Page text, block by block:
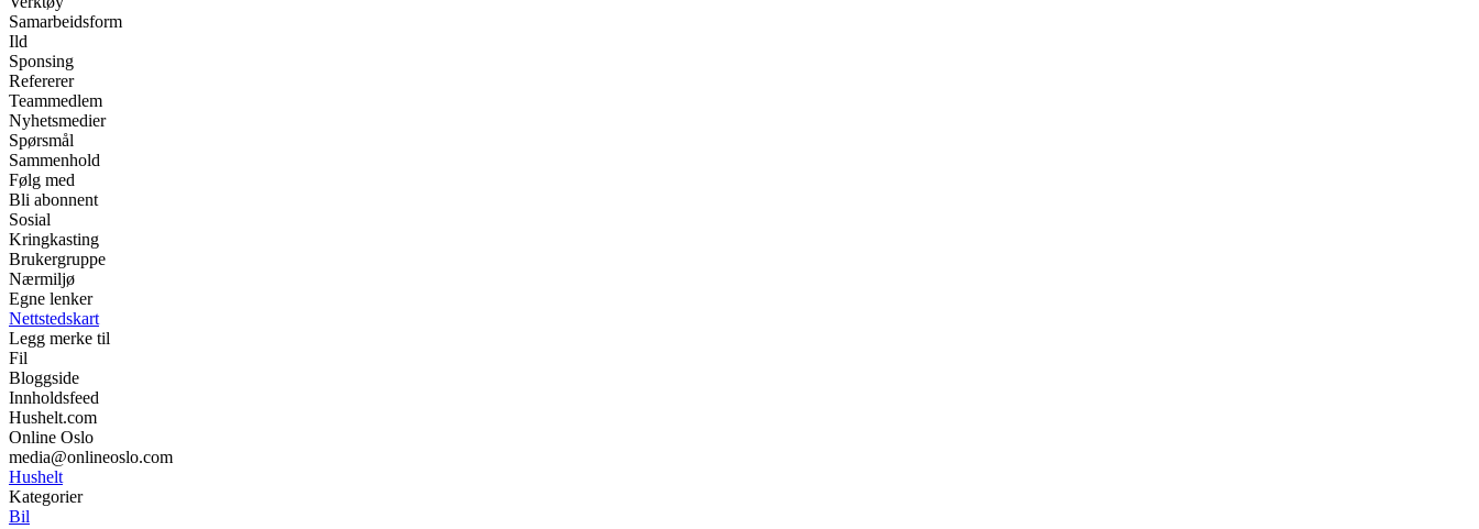
Samarbeidsform
Ild
Sponsing
Refererer
Teammedlem
Nyhetsmedier
Spørsmål
Sammenhold
Følg med
Bli abonnent
Sosial
Kringkasting
Brukergruppe
Nærmiljø
Egne lenker
Nettstedskart
Legg merke til
Fil
Bloggside
Innholdsfeed
Hushelt.com
Online Oslo
media@onlineoslo.com
Hushelt
Kategorier
Bil